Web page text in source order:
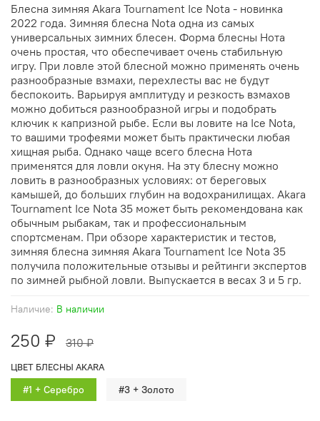
Наличие: В наличии
250 ₽ 310 ₽
ЦВЕТ БЛЕСНЫ AKARA
#1 + Серебро #3 + Золото
Блесна зимняя Akara Tournament Ice Nota - новинка
2022 года. Зимняя блесна Nota одна из самых
универсальных зимних блесен. Форма блесны Нота
очень простая, что обеспечивает очень стабильную
игру. При ловле этой блесной можно применять очень
разнообразные взмахи, перехлесты вас не будут
беспокоить. Варьируя амплитуду и резкость взмахов
можно добиться разнообразной игры и подобрать
ключик к капризной рыбе. Если вы ловите на Ice Nota,
то вашими трофеями может быть практически любая
хищная рыба. Однако чаще всего блесна Нота
применятся для ловли окуня. На эту блесну можно
ловить в разнообразных условиях: от береговых
камышей, до больших глубин на водохранилищах. Akara
Tournament Ice Nota 35 может быть рекомендована как
обычным рыбакам, так и профессиональным
спортсменам. При обзоре характеристик и тестов,
зимняя блесна зимняя Akara Tournament Ice Nota 35
получила положительные отзывы и рейтинги экспертов
по зимней рыбной ловли. Выпускается в весах 3 и 5 гр.